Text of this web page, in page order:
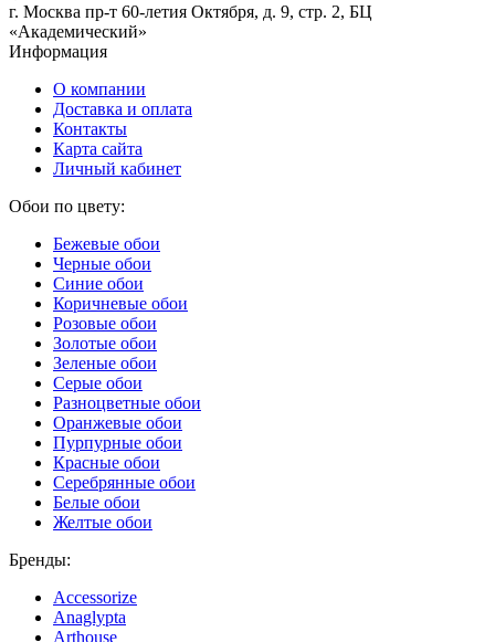
г. Москва пр-т 60-летия Октября, д. 9, стр. 2, БЦ
«Академический»
Информация
О компании
Доставка и оплата
Контакты
Карта сайта
Личный кабинет
Обои по цвету:
Бежевые обои
Черные обои
Синие обои
Коричневые обои
Розовые обои
Золотые обои
Зеленые обои
Серые обои
Разноцветные обои
Оранжевые обои
Пурпурные обои
Красные обои
Серебрянные обои
Белые обои
Желтые обои
Бренды:
Accessorize
Anaglypta
Arthouse